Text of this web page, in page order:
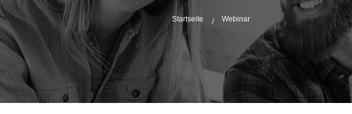
Startseite Webinar